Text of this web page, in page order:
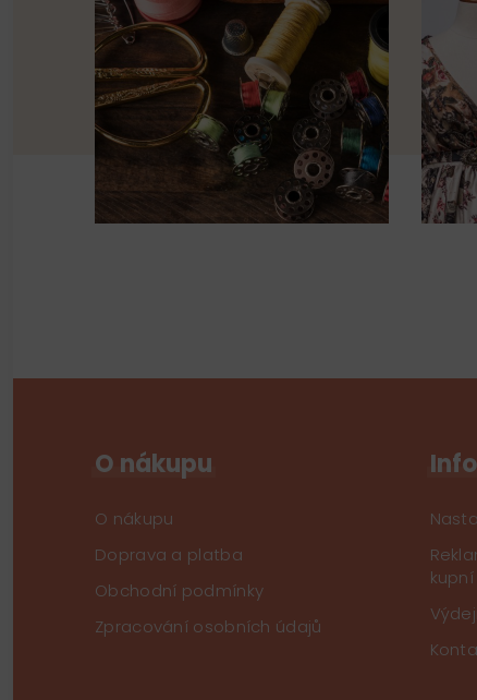
O nákupu
O nákupu
Doprava a platba
Obchodní podmínky
Zpracování osobních údajů